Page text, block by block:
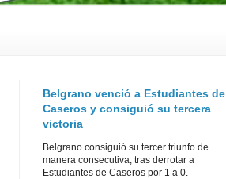
Belgrano venció a Estudiantes de
Caseros y consiguió su tercera
victoria
Belgrano consiguió su tercer triunfo de
manera consecutiva, tras derrotar a
Estudiantes de Caseros por 1 a 0.